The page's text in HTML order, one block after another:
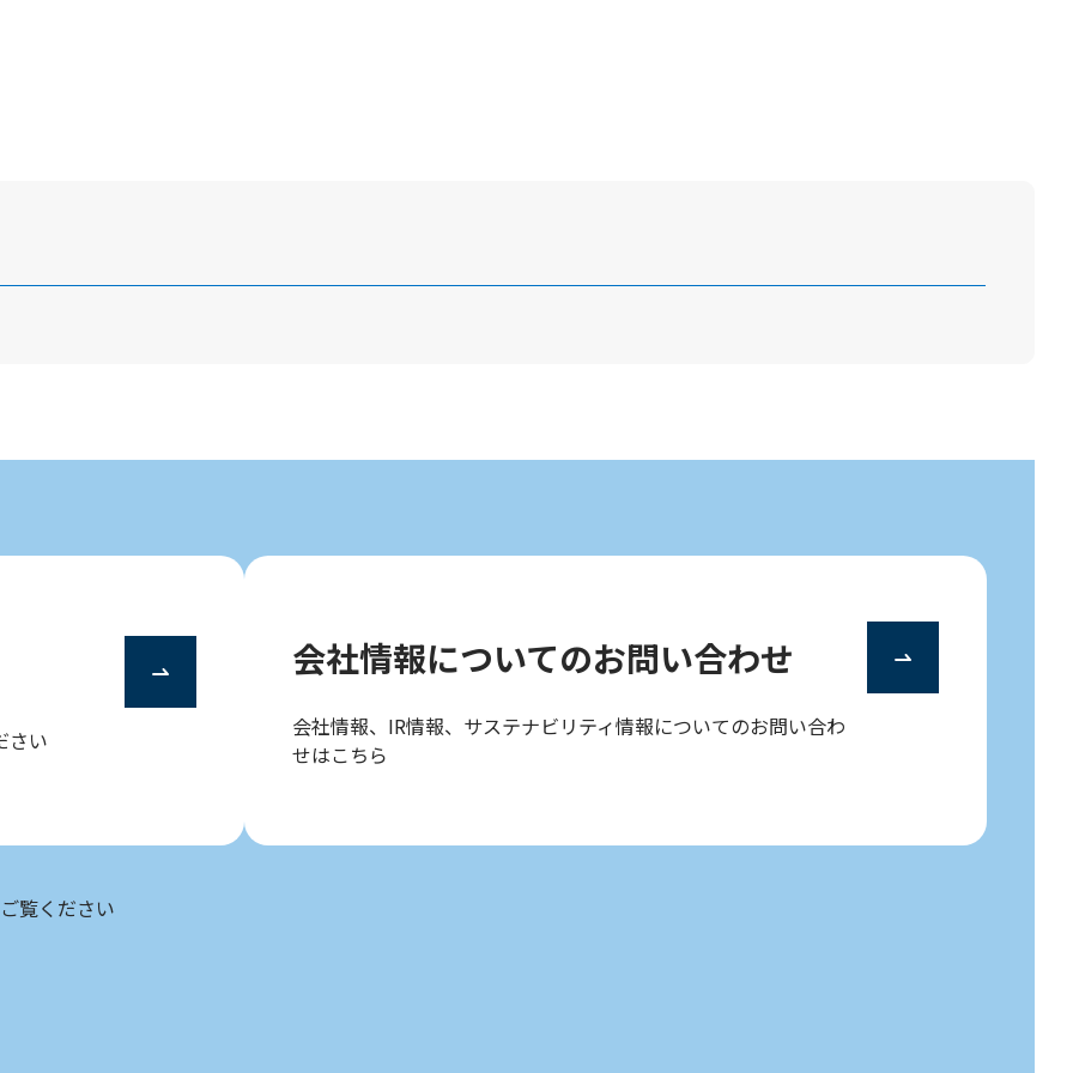
さい
覧ください
会社情報についてのお問い合わせ
会社情報、IR情報、サステナビリティ情報についてのお問い合わ
せはこちら